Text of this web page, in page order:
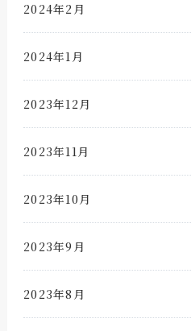
2024年2月
2024年1月
2023年12月
2023年11月
2023年10月
2023年9月
2023年8月